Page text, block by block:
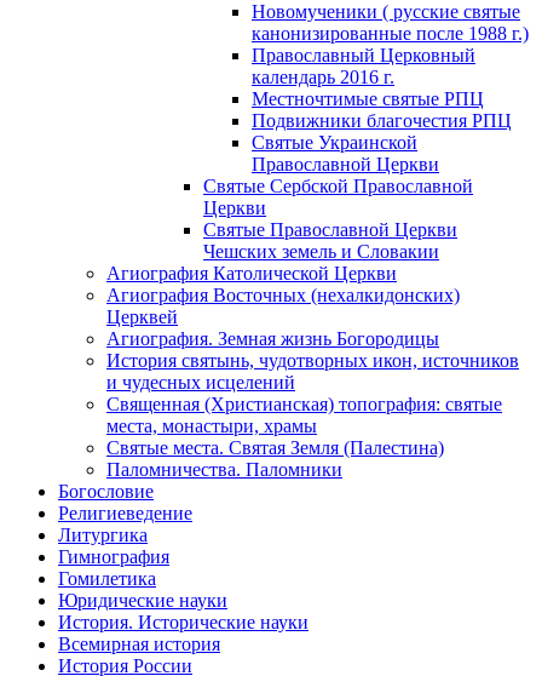
Новомученики ( русские святые
канонизированные после 1988 г.)
Православный Церковный
календарь 2016 г.
Местночтимые святые РПЦ
Подвижники благочестия РПЦ
Святые Украинской
Православной Церкви
Святые Сербской Православной
Церкви
Святые Православной Церкви
Чешских земель и Словакии
Агиография Католической Церкви
Агиография Восточных (нехалкидонских)
Церквей
Агиография. Земная жизнь Богородицы
История святынь, чудотворных икон, источников
и чудесных исцелений
Священная (Христианская) топография: святые
места, монастыри, храмы
Святые места. Святая Земля (Палестина)
Паломничества. Паломники
Богословие
Религиеведение
Литургика
Гимнография
Гомилетика
Юридические науки
История. Исторические науки
Всемирная история
История России